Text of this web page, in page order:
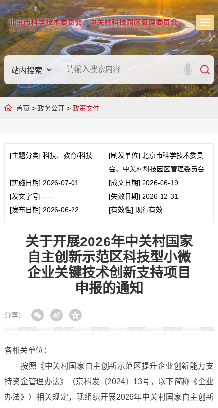
首页 > 政务公开> 政策文件
[主题分类] 科技、教育/科技 [制发单位] 北京市科学技术委员
会、中关村科技园区管理委员会
[实施日期] 2026-07-01 [成文日期] 2026-06-19
[发文字号] ---- [失效日期] 2026-12-31
[发布日期] 2026-06-22 [有效性] 现行有效
关于开展2026年中关村国家
自主创新示范区科技型小微
企业关键技术创新支持项目
申报的通知
分享：
各相关单位：
按照《中关村国家自主创新示范区提升企业创新能力支
持资金管理办法》（京科发〔2024〕13号，以下简称《企业
办法》）相关规定，现组织开展2026年中关村国家自主创新